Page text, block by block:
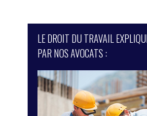
LE DROIT DU TRAVAIL
PAR NOS AVOCATS :